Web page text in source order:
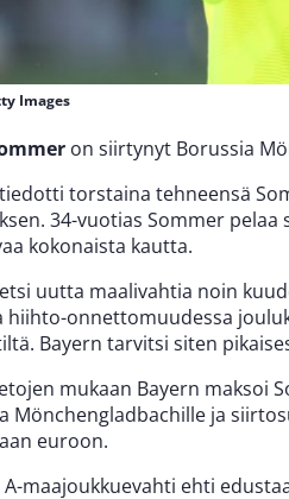
Images
on siirtynyt Borussia
torstaina tehneensä
34-vuotias Sommer
kokonaista kautta.
uutta maalivahtia noin
hiihto-onnettomuudessa
Bayern tarvitsi siten
mukaan Bayern maksoi
Mönchengladbachille ja
euroon.
A-maajoukkuevahti ehti